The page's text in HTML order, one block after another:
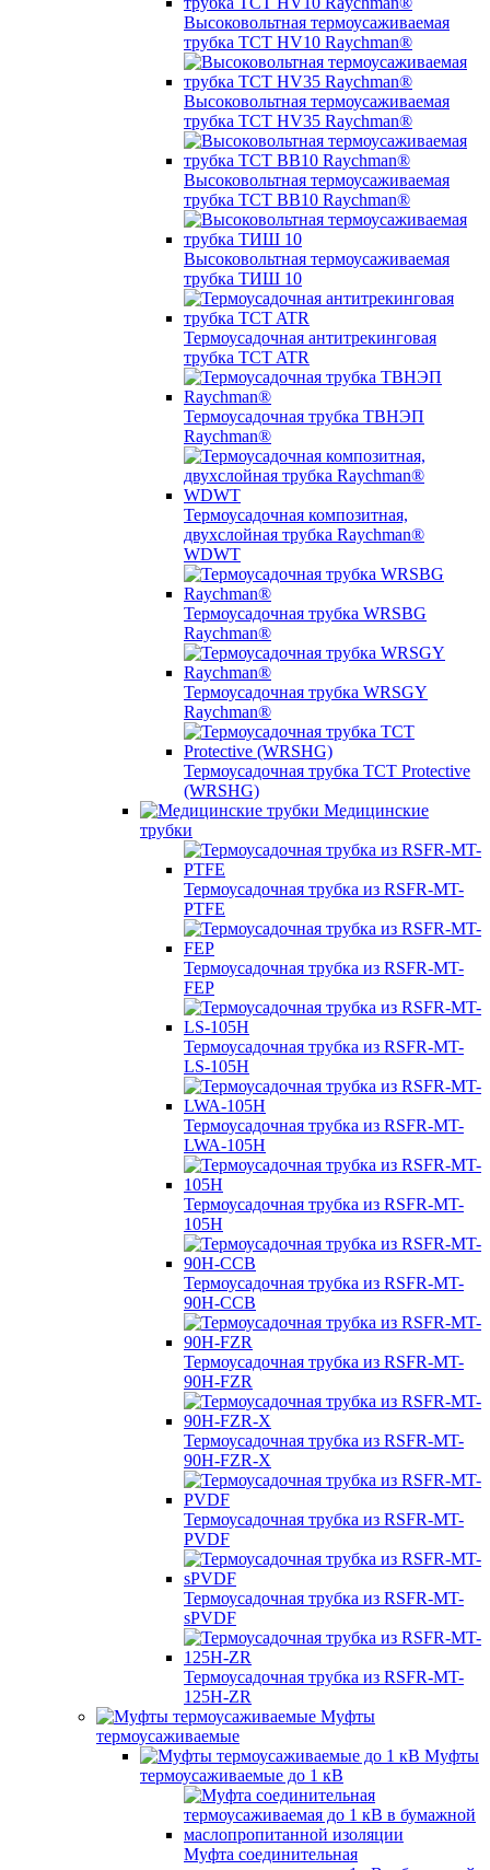
Высоковольтная термоусаживаемая
трубка TCT HV10 Raychman®
Высоковольтная термоусаживаемая
трубка TCT HV35 Raychman®
Высоковольтная термоусаживаемая
трубка TCT BB10 Raychman®
Высоковольтная термоусаживаемая
трубка ТИШ 10
Термоусадочная антитрекинговая
трубка TCT ATR
Термоусадочная трубка ТВНЭП
Raychman®
Термоусадочная композитная,
двухслойная трубка Raychman®
WDWT
Термоусадочная трубка WRSBG
Raychman®
Термоусадочная трубка WRSGY
Raychman®
Термоусадочная трубка TCT Protective
(WRSHG)
Медицинские
трубки
Термоусадочная трубка из RSFR-MT-
PTFE
Термоусадочная трубка из RSFR-MT-
FEP
Термоусадочная трубка из RSFR-MT-
LS-105H
Термоусадочная трубка из RSFR-MT-
LWA-105H
Термоусадочная трубка из RSFR-MT-
105H
Термоусадочная трубка из RSFR-MT-
90H-CCB
Термоусадочная трубка из RSFR-MT-
90H-FZR
Термоусадочная трубка из RSFR-MT-
90H-FZR-X
Термоусадочная трубка из RSFR-MT-
PVDF
Термоусадочная трубка из RSFR-MT-
sPVDF
Термоусадочная трубка из RSFR-MT-
125H-ZR
Муфты
термоусаживаемые
Муфты
термоусаживаемые до 1 кВ
Муфта соединительная